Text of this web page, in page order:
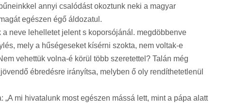
annyi csalódást okoztunk neki a magyar
egészen égő áldozatul.
neve lehelletet jelent s koporsójánál. megdöbbenve
mely a hűségeseket kísérni szokta, nem voltak-e
vehettük volna-é körül több szeretettel? Talán még
ébredésre irányítsa, melyben ő oly rendíthetetlenül
mi hivatalunk most egészen mássá lett, mint a pápa alatt